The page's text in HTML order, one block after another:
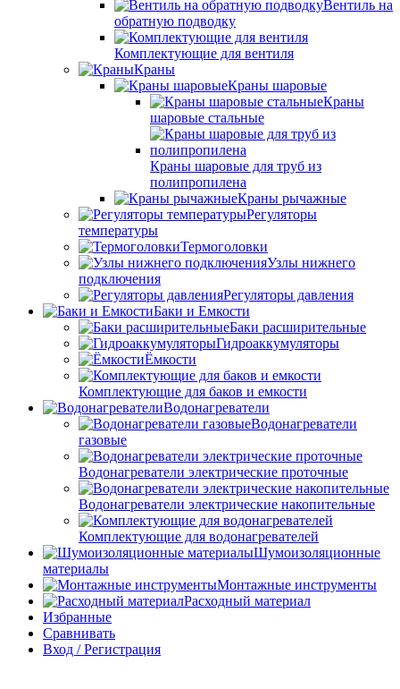
Вентиль на
обратную подводку
Комплектующие для вентиля
Краны
Краны шаровые
Краны
шаровые стальные
Краны шаровые для труб из
полипропилена
Краны рычажные
Регуляторы
температуры
Термоголовки
Узлы нижнего
подключения
Регуляторы давления
Баки и Емкости
Баки расширительные
Гидроаккумуляторы
Ёмкости
Комплектующие для баков и емкости
Водонагреватели
Водонагреватели
газовые
Водонагреватели электрические проточные
Водонагреватели электрические накопительные
Комплектующие для водонагревателей
Шумоизоляционные
материалы
Монтажные инструменты
Расходный материал
Избранные
Сравнивать
Вход / Регистрация